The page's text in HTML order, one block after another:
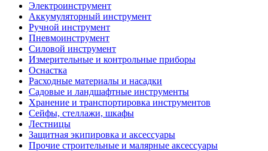
Электроинструмент
Аккумуляторный инструмент
Ручной инструмент
Пневмоинструмент
Силовой инструмент
Измерительные и контрольные приборы
Оснастка
Расходные материалы и насадки
Садовые и ландшафтные инструменты
Хранение и транспортировка инструментов
Сейфы, стеллажи, шкафы
Лестницы
Защитная экипировка и аксессуары
Прочие строительные и малярные аксессуары